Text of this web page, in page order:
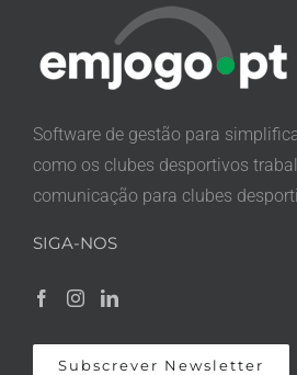
Software de gestão para
como os clubes desportivos
comunicação para clubes
SIGA-NOS
Subscrever Newsletter